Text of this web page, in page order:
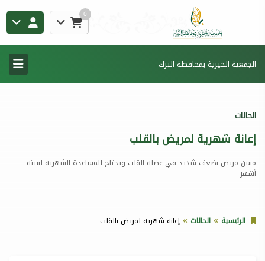
0
الجمعية الخيرية بمحافظة البرك
الحالات
إعانة شهرية لمريض بالقلب
مسن مريض بضعف شديد في عضلة القلب ويحتاج للمساعدة الشهرية لستة
أشهر
الرئيسية الحالات إعانة شهرية لمريض بالقلب